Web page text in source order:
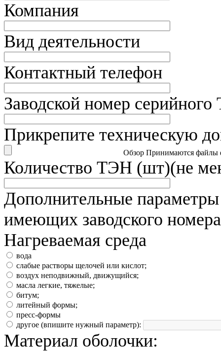
Компания
Вид деятельности
Контактный телефон
Заводской номер
Прикрепите техническую
Обзор Принимаются файлы
Количество ТЭН (шт)(не
Дополнительные
имеющих заводского
Нагреваемая среда
вода
слабые растворы щелочей или кислот;
воздух неподвижный, движущийся;
масла легкие, тяжелые;
битум;
литейный формы;
пресс-формы
другое (впишите нужный параметр):
Материал оболочки: